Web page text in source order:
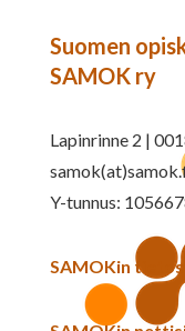
Suomen
SAMOK ry
Lapinrinne 2 |
Y-tunnus:
SAMOKin